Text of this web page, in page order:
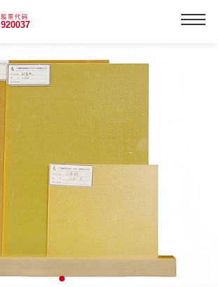
股票代码
920037